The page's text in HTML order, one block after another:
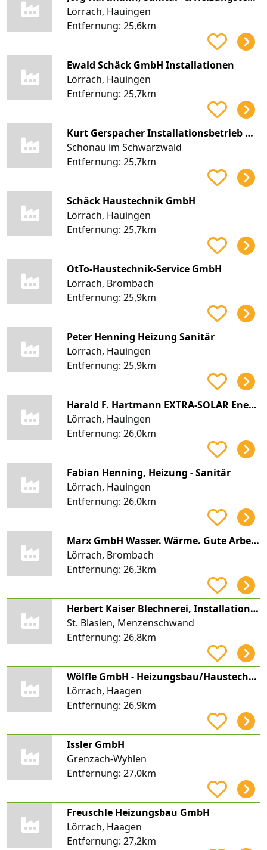
Lörrach, Hauingen
Entfernung: 25,6km
Ewald Schäck GmbH Installationen
Lörrach, Hauingen
Entfernung: 25,7km
Kurt Gerspacher Installationsbetrieb Heizung-Sanitär-Solar
Schönau im Schwarzwald
Entfernung: 25,7km
Schäck Haustechnik GmbH
Lörrach, Hauingen
Entfernung: 25,7km
OtTo-Haustechnik-Service GmbH
Lörrach, Brombach
Entfernung: 25,9km
Peter Henning Heizung Sanitär
Lörrach, Hauingen
Entfernung: 25,9km
Harald F. Hartmann EXTRA-SOLAR Energietechnik
Lörrach, Hauingen
Entfernung: 26,0km
Fabian Henning, Heizung - Sanitär
Lörrach, Hauingen
Entfernung: 26,0km
Marx GmbH Wasser. Wärme. Gute Arbeit.
Lörrach, Brombach
Entfernung: 26,3km
Herbert Kaiser Blechnerei, Installation Kaiser Sanitär Heizung Klima
St. Blasien, Menzenschwand
Entfernung: 26,8km
Wölfle GmbH - Heizungsbau/Haustechnik -
Lörrach, Haagen
Entfernung: 26,9km
Issler GmbH
Grenzach-Wyhlen
Entfernung: 27,0km
Freuschle Heizungsbau GmbH
Lörrach, Haagen
Entfernung: 27,2km